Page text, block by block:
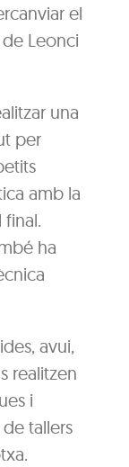
el
Leonci
una
per
amb la
final.
ha
avui,
realitzen
i
tallers